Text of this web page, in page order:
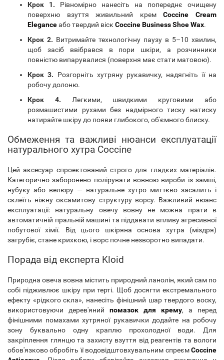
Крок 1. Рівномірно нанесіть на попереднє очищену
поверхню взуття живильний кремCoccine Cream
Eleganceабо твердий віск Coccine Business Shoe Wax.
Крок 2. Витримайте технологічну паузу в 5–10 хвилин,
щоб засіб ввібрався в пори шкіри, а розчинники
повністю випарувалися (поверхня має стати матовою).
Крок 3. Розгорніть хутряну рукавичку, надягніть її на
робочу долоню.
Крок 4. Легкими, швидкими круговими або
розмашистими рухами без надмірного тиску натиску
натирайте шкіру до появи глибокого, об'ємного блиску.
Обмеження та важливі нюанси експлуатації
натурального хутра Coccine
Цей аксесуар спроектований строго для гладких матеріалів.
Категорично заборонено полірувати вовною вироби із замші,
нубуку або велюру — натуральне хутро миттєво засалить і
склеїть ніжну оксамитову структуру ворсу. Важливий нюанс
експлуатації: натуральну овечу вовну не можна прати в
автоматичній пральній машині та піддавати впливу агресивної
побутової хімії. Від цього шкіряна основа хутра (міздря)
загрубіє, стане крихкою, і ворс почне незворотно випадати.
Порада від експерта Kloid
Природна овеча вовна містить природний ланолін, який сам по
собі підживлює шкіру при терті. Щоб досягти екстремального
ефекту «рідкого скла», нанесіть фінішний шар твердого воску,
використовуючи дерев'яний помазок для крему, а перед
фінішними помахами хутряної рукавички додайте на робочу
зону буквально одну краплю прохолодної води. Для
закріплення глянцю та захисту взуття від реагентів та вологи
обов'язково обробіть її водовідштовхувальним спреємCoccine